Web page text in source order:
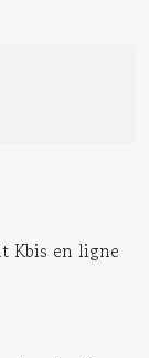
Kbis en ligne